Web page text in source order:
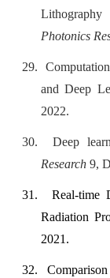
Photonics
29.
and Deep
2022.
30. Deep
Research 9,
31.
Real-time
Radiation
2021.
32.